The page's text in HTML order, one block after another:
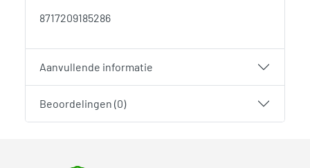
8717209185286
Aanvullende informatie
Beoordelingen (0)